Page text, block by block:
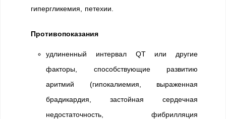
гипергликемия, петехии.
Противопоказания
удлиненный интервал QT или другие
факторы, способствующие развитию
аритмий (гипокалиемия, выраженная
брадикардия, застойная сердечная
недостаточность, фибрилляция